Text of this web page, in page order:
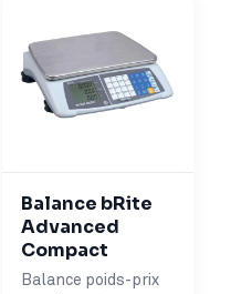
Balance bRite
Advanced
Compact
Balance poids-prix